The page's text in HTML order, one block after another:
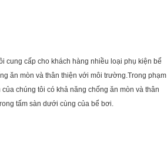
cung cấp cho khách hàng nhiều loại phụ kiện bể
ăn mòn và thân thiện với môi trường.Trong phạm
chúng tôi có khả năng chống ăn mòn và thân
tấm sàn dưới cùng của bể bơi.